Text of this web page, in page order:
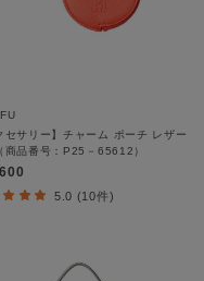
セサリー】チャーム ポーチ レザー
商品番号：P25－65612）
5.0 (10件)